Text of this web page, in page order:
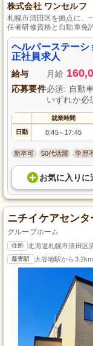
株式会社 ワンセルフ
札幌市清田区を拠点に、
任者研修資格と自動車免
として挑戦できます。土
ため、プライベートと
しを支えるやりがいを感
ヘルパーステーシ
正社員求人
給与 月給
応募要件必須: 自動
いずれか必
就業時間
日勤 8:45～ 17:45
新卒可 50代活躍 学歴
お気に入り に
ニチイケアセン
グループホーム
住所 北海道札幌市清田区
最寄駅 大谷地駅から